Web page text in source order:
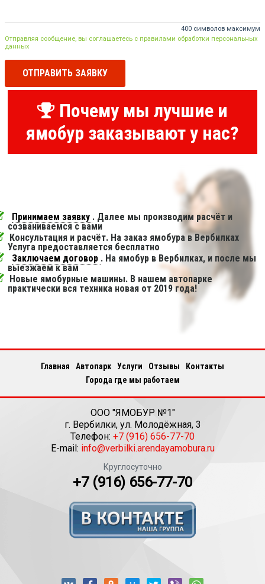
400 символов максимум
Отправляя сообщение, вы соглашаетесь с правилами обработки персональных
данных
ОТПРАВИТЬ ЗАЯВКУ
Почему мы лучшие и
ямобур заказывают у нас?
Принимаем заявку . Далее мы производим расчёт и
созваниваемся с вами
Консультация и расчёт. На заказ ямобура в Вербилках
Услуга предоставляется бесплатно
Заключаем договор . На ямобур в Вербилках, и после мы
выезжаем к вам
Новые ямобурные машины. В нашем автопарке
практически вся техника новая от 2019 года!
Главная Автопарк Услуги Отзывы
Контакты
Города где мы работаем
ООО "ЯМОБУР №1"
г. Вербилки, ул. Молодёжная, 3
Телефон: +7 (916) 656-77-70
E-mail: info@verbilki.arendayamobura.ru
Круглосуточно
+7 (916) 656-77-70